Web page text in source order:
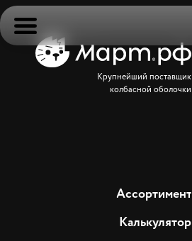
Ассортимент
Крупнейший поставщик
колбасной оболочки
Калькулятор